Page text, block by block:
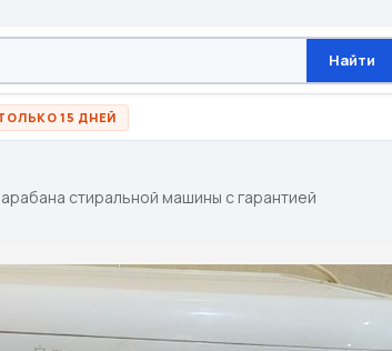
Найти
15 ДНЕЙ
стиральной машины с гарантией